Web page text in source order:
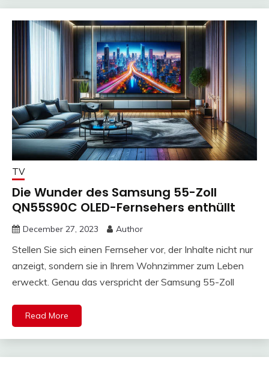
TV
Die Wunder des Samsung 55-Zoll
QN55S90C OLED-Fernsehers enthüllt
December 27, 2023 Author
Stellen Sie sich einen Fernseher vor, der Inhalte nicht nur
anzeigt, sondern sie in Ihrem Wohnzimmer zum Leben
erweckt. Genau das verspricht der Samsung 55-Zoll
Read More